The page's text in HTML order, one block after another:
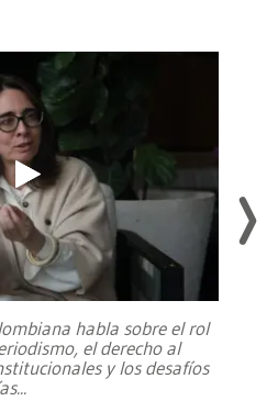
habla sobre el rol
el derecho al
y los desafíos
...